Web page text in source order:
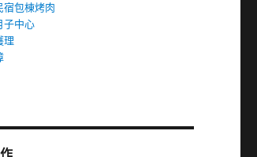
宿包棟烤肉
子中心
理